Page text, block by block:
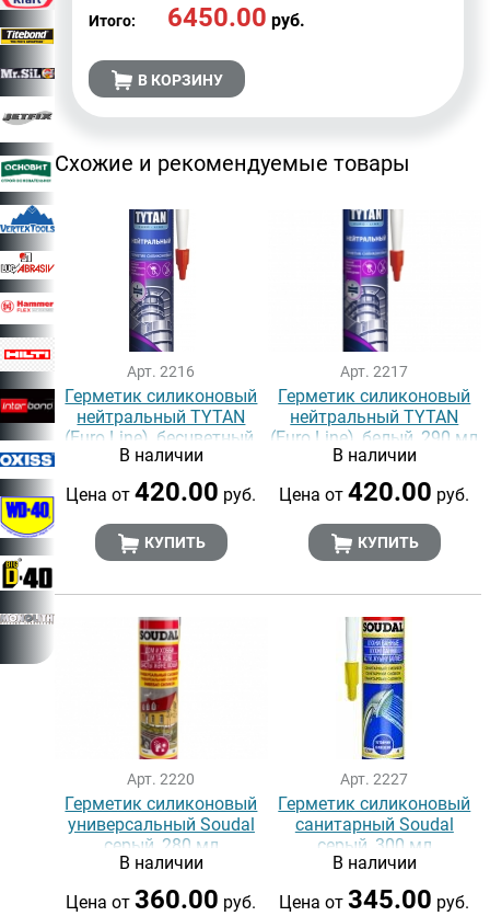
Итого: 6450.00 руб.
В КОРЗИНУ
Схожие и рекомендуемые товары
Арт. 2216
Герметик силиконовый
нейтральный TYTAN
(Euro Line), бесцветный,
290 мл
В наличии
Цена от420.00 руб.
КУПИТЬ
Арт. 2217
Герметик силиконовый
нейтральный TYTAN
(Euro Line), белый, 290 мл
В наличии
Цена от420.00 руб.
КУПИТЬ
Арт. 2220
Герметик силиконовый
универсальный Soudal
серый, 280 мл
В наличии
Цена от360.00 руб.
Арт. 2227
Герметик силиконовый
санитарный Soudal
серый, 300 мл
В наличии
Цена от345.00 руб.